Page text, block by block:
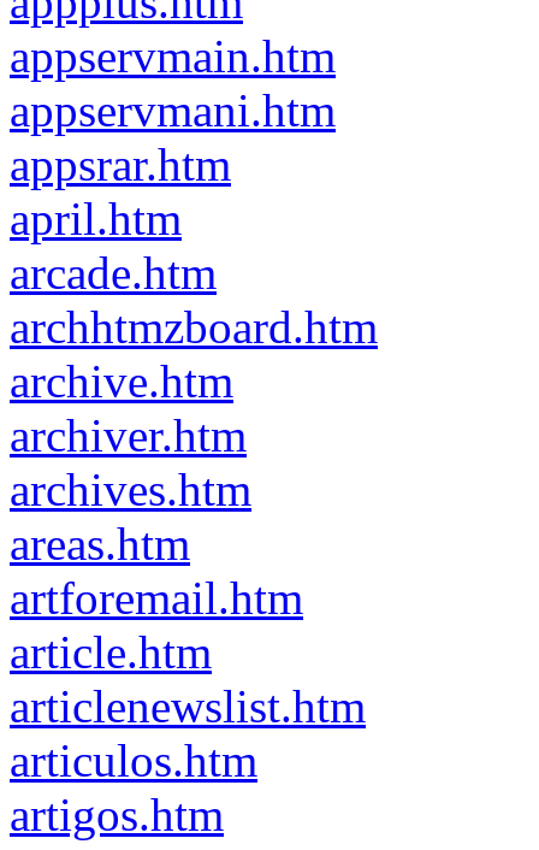
appservmain.htm
appservmani.htm
appsrar.htm
april.htm
arcade.htm
archhtmzboard.htm
archive.htm
archiver.htm
archives.htm
areas.htm
artforemail.htm
article.htm
articlenewslist.htm
articulos.htm
artigos.htm